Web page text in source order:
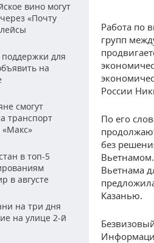
вино могут
«Почту
для
на
смогут
транспорт
в топ-5
в августе
на три дня
на улице 2-й
Работа по
групп
России
По его
без
Вьетнама
Казанью.